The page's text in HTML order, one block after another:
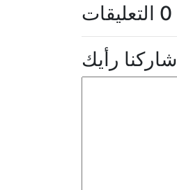
0 التعليقات
شاركنا رأيك